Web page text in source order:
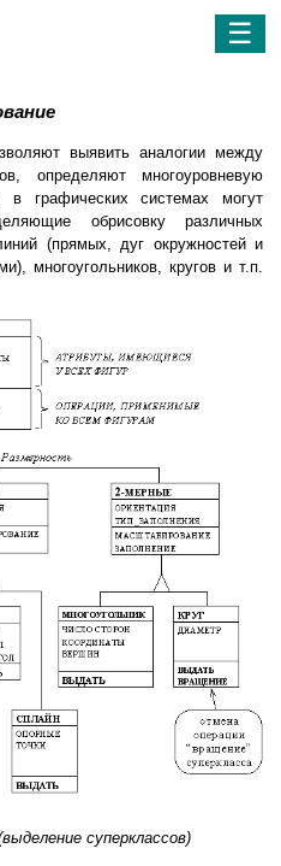
☰
выявить аналогии между
определяют многоуровневую
в графических системах могут
обрисовку различных
(прямых, дуг окружностей и
многоугольников, кругов и т.п.
суперклассов)